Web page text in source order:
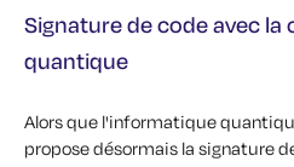
Signature de code avec
quantique
Alors que l'informatique
propose désormais la signature